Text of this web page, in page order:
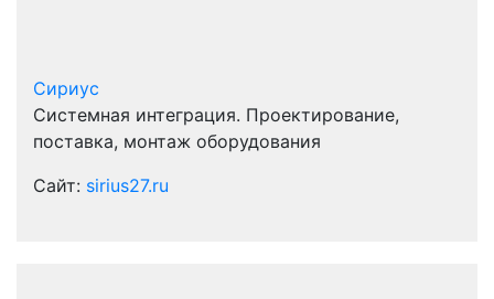
Сириус
Системная интеграция. Проектирование,
поставка, монтаж оборудования
Сайт: sirius27.ru